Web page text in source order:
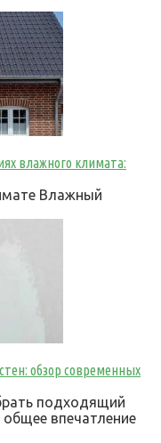
влажного климата:
Влажный
обзор современных
подходящий
впечатление